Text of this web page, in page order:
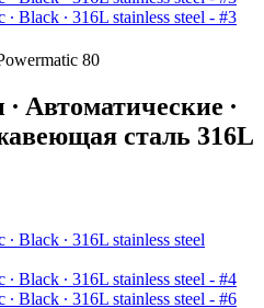
80
Автоматические ∙
сталь 316L